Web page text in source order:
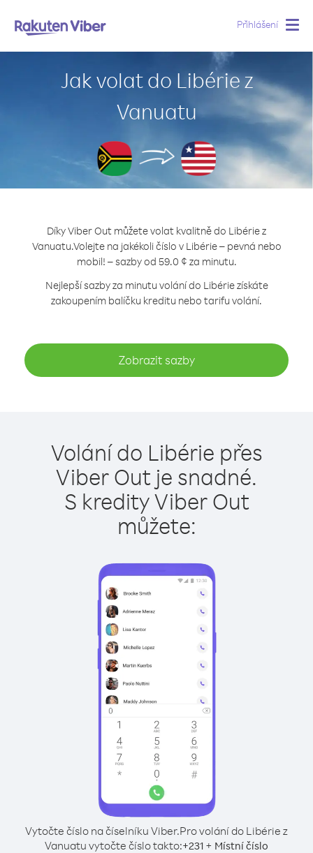
Přihlášení
Jak volat do Libérie z
Vanuatu
Díky Viber Out můžete volat kvalitně do Libérie z
Vanuatu.Volejte na jakékoli číslo v Libérie – pevná nebo
mobil! – sazby od 59.0 ¢ za minutu.
Nejlepší sazby za minutu volání do Libérie získáte
zakoupením balíčku kreditu nebo tarifu volání.
Zobrazit sazby
Volání do Libérie přes
Viber Out je snadné.
S kredity Viber Out
můžete:
Vytočte číslo na číselníku Viber.Pro volání do Libérie z
Vanuatu vytočte číslo takto:+231 + Místní číslo